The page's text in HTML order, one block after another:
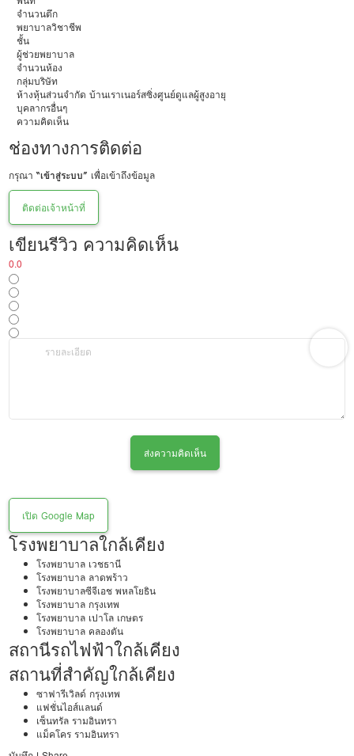
จำนวนตึก
พยาบาลวิชาชีพ
ชั้น
ผู้ช่วยพยาบาล
จำนวนห้อง
กลุ่มบริษัท
ห้างหุ้นส่วนจำกัด บ้านเราเนอร์สซิ่งศูนย์ดูแลผู้สูงอายุ
บุคลากรอื่นๆ
ความคิดเห็น
ช่องทางการติดต่อ
กรุณา“เข้าสู่ระบบ” เพื่อเข้าถึงข้อมูล
ติดต่อเจ้าหน้าที่
เขียนรีวิว ความคิดเห็น
0.0
ส่งความคิดเห็น
เปิด Google Map
โรงพยาบาลใกล้เคียง
โรงพยาบาล เวชธานี
โรงพยาบาล ลาดพร้าว
โรงพยาบาลซีจีเอช พหลโยธิน
โรงพยาบาล กรุงเทพ
โรงพยาบาล เปาโล เกษตร
โรงพยาบาล คลองตัน
สถานีรถไฟฟ้าใกล้เคียง
สถานที่สำคัญใกล้เคียง
ซาฟารีเวิลด์ กรุงเทพ
แฟชั่นไอส์แลนด์
เซ็นทรัล รามอินทรา
แม็คโคร รามอินทรา